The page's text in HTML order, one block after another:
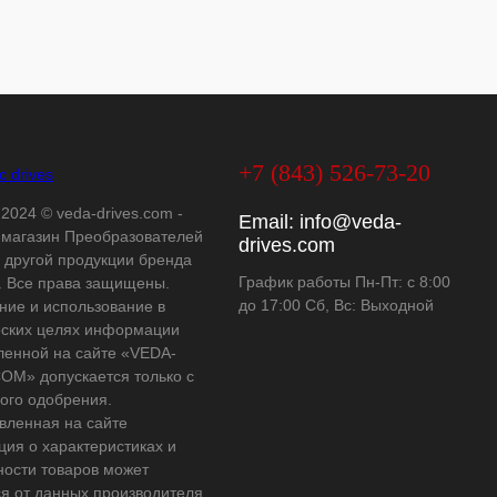
© veda-drives.com -
Преобразователей
другой продукции бренда
Все права защищены.
и использование в
целях информации
на сайте «VEDA-
допускается только с
одобрения.
на сайте
о характеристиках и
товаров может
от данных производителя
+7 (843) 526-73-20
Email: info@veda-
drives.com
График работы Пн-Пт: с 8:00
до 17:00 Сб, Вс: Выходной